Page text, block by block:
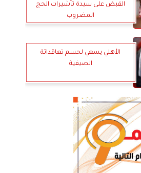
القبض على سيدة تأشيرات الحج
المضروب
الأهلي يسعي لحسم تعاقداتة
الصيفية